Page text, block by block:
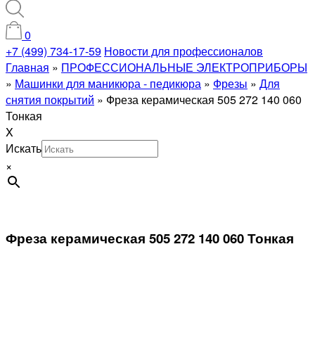
0
+7 (499) 734-17-59 Новости для профессионалов
Главная » ПРОФЕССИОНАЛЬНЫЕ ЭЛЕКТРОПРИБОРЫ
» Машинки для маникюра - педикюра » Фрезы » Для
снятия покрытий » Фреза керамическая 505 272 140 060
Тонкая
X
Искать
×
Фреза керамическая 505 272 140 060 Тонкая